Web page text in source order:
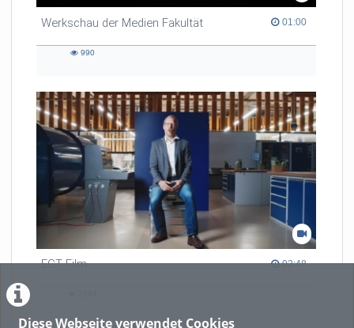
Diese Webseite verwendet Cookies
Werkschau der Medien Fakultät 01:00
01:00 duration
990
EGT Film 02:48
02:48 duration
2293